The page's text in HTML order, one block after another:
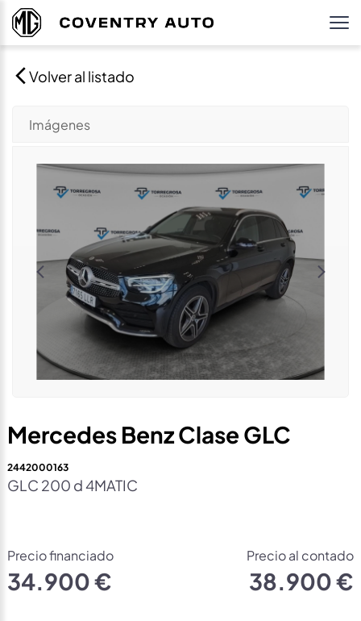
Volver al listado
Imágenes
Mercedes Benz Clase GLC
2442000163
GLC 200 d 4MATIC
Precio financiado
34.900 €
Precio al contado
38.900 €